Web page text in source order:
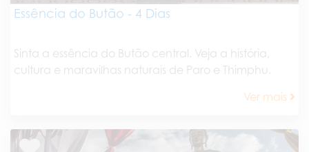
Essência do Butão - 4 Dias
Sinta a essência do Butão central. Veja a história,
cultura e maravilhas naturais de Paro e Thimphu.
Ver mais